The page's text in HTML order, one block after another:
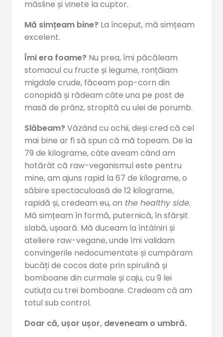
măsline și vinete la cuptor.
Mă simțeam bine?La început, mă simțeam
excelent.
Îmi era foame?Nu prea, îmi păcăleam
stomacul cu fructe și legume, ronțăiam
migdale crude, făceam pop-corn din
conopidă și rădeam câte una pe post de
masă de prânz, stropită cu ulei de porumb.
Slăbeam?Văzând cu ochii, deși cred că cel
mai bine ar fi să spun că mă topeam. De la
79 de kilograme, câte aveam când am
hotărât că raw-veganismul este pentru
mine, am ajuns rapid la 67 de kilograme, o
săbire spectaculoasă de 12 kilograme,
rapidă și, credeam eu,on the healthy side.
Mă simțeam în formă, puternică, în sfârșit
slabă, ușoară. Mă duceam la întâlniri și
ateliere raw-vegane, unde îmi validam
convingerile nedocumentate și cumpăram
bucăți de cocos date prin spirulină și
bomboane din curmale și caju, cu 9 lei
cutiuța cu trei bomboane. Credeam că am
totul sub control.
Doar că, ușor ușor, deveneam o umbră.